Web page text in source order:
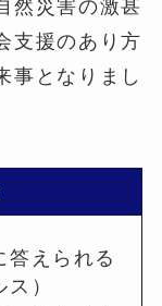
然災害の激甚
支援のあり方
事となりまし
答えられる
）